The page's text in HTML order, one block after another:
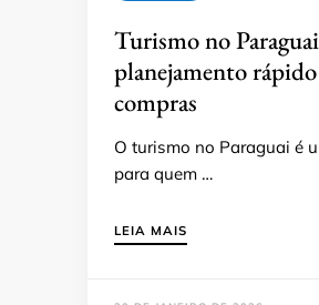
Turismo no
planejamento rápido
compras
O turismo no Paraguai é
para quem …
LEIA MAIS